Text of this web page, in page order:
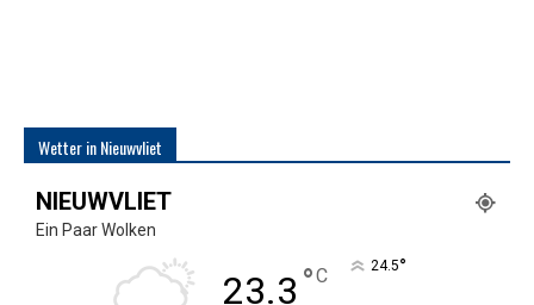
Wetter in Nieuwvliet
NIEUWVLIET
Ein Paar Wolken
23.3 °C 24.5°